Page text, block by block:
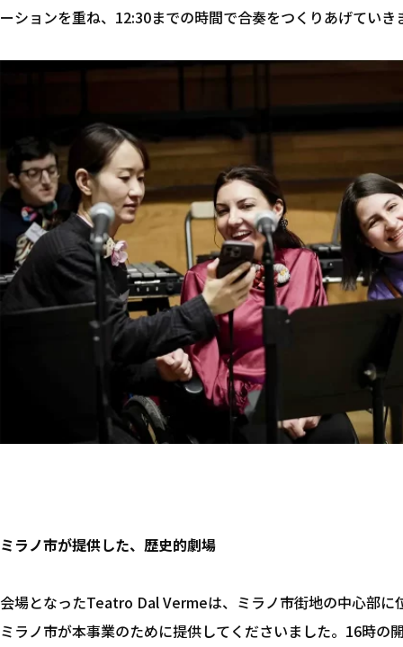
ーションを重ね、12:30までの時間で合奏をつくりあげていき
ミラノ市が提供した、歴史的劇場
会場となったTeatro Dal Vermeは、ミラノ市街地の中心部に
ミラノ市が本事業のために提供してくださいました。16時の